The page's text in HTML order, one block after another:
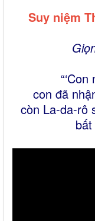
Suy niệm
con đã
còn La-da-rô